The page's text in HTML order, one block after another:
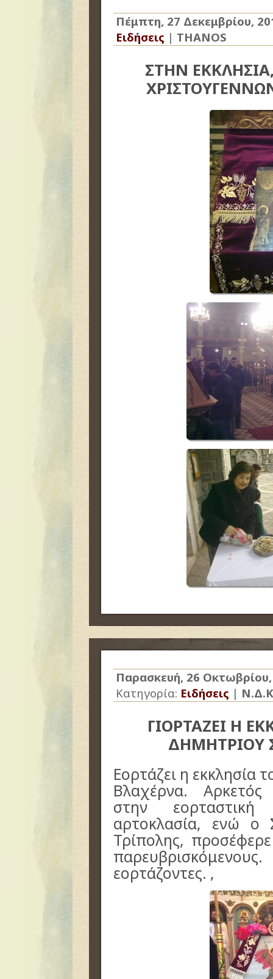
Πέμπτη, 27 Δεκεμβρίου,
Ειδήσεις | THANOS
ΣΤΗΝ
Παρασκευή, 26
Κατηγορία: Ειδήσεις |
ΓΙΟΡΤΑΖΕΙ Η
ΔΗΜΗΤΡΙΟΥ
Εορτάζει η εκκλησία
Βλαχέρνα.
στην εορταστική
αρτοκλασία, ενώ ο
Τρίπολης,
εορτάζοντες.,